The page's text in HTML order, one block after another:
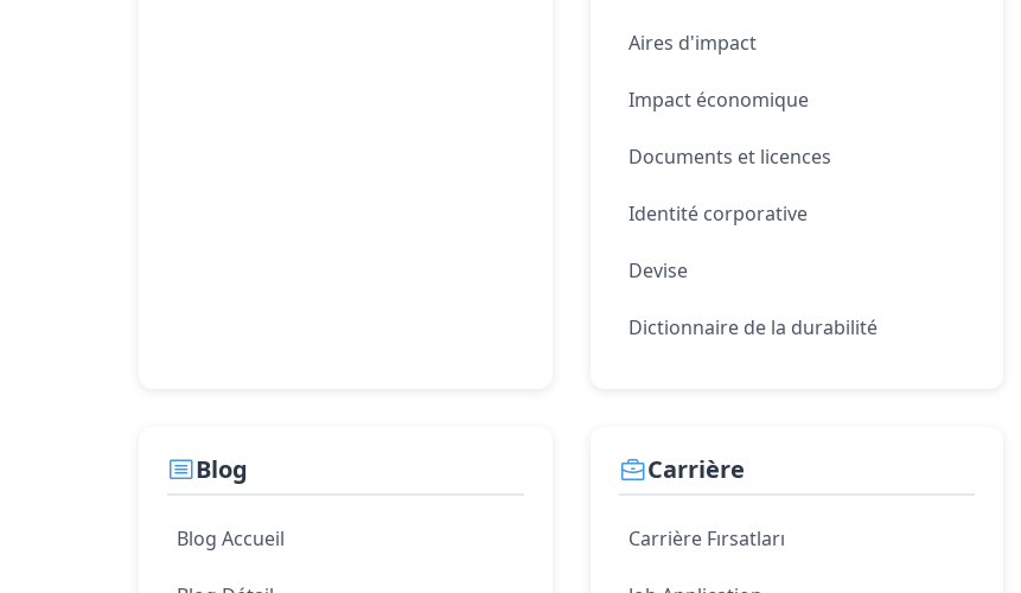
Aires d'impact
Impact économique
Documents et licences
Identité corporative
Devise
Dictionnaire de la durabilité
Blog
Blog Accueil
Carrière
Carrière Fırsatları